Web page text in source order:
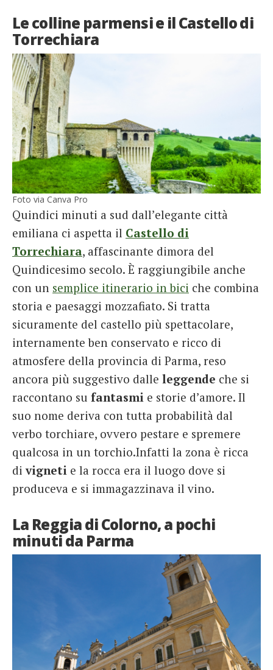
Le colline parmensi e il Castello di
Torrechiara
Foto via Canva Pro
Quindici minuti a sud dall’elegante città
emiliana ci aspetta il Castello di
Torrechiara, affascinante dimora del
Quindicesimo secolo. È raggiungibile anche
con un semplice itinerario in bici che combina
storia e paesaggi mozzafiato. Si tratta
sicuramente del castello più spettacolare,
internamente ben conservato e ricco di
atmosfere della provincia di Parma, reso
ancora più suggestivo dalle leggende che si
raccontano su fantasmi e storie d’amore. Il
suo nome deriva con tutta probabilità dal
verbo torchiare, ovvero pestare e spremere
qualcosa in un torchio.Infatti la zona è ricca
divigneti e la rocca era il luogo dove si
produceva e si immagazzinava il vino.
La Reggia di Colorno, a pochi
minuti da Parma